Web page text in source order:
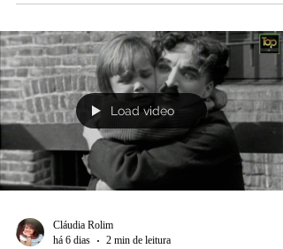
maçãs! N sexta-feira, dia 31 de julho de 2026, São
DOS SMURFS PARK. Este é o terceiro parque
temático dos personagens no mundo — juntando-se às
consagradas unidades de Dubai e Xangai — e o
primeiro de toda a América Latina. Com mais de 5 mil
metros quadrados de pura imersão indoor no bairro da
Saúde, na Zona Sul da capital, o parque não é apenas
uma opção de lazer, mas um
Load video